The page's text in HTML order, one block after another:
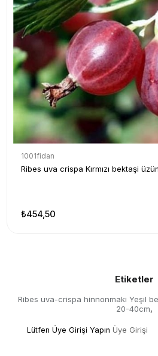
1001fidan
Ribes uva crispa Kırmızı bektaşi
₺454,50
Etiketler
Ribes uva-crispa hinnonmaki Yeşil
20-40cm,
Lütfen Üye Girişi Yapın Üye Girişi